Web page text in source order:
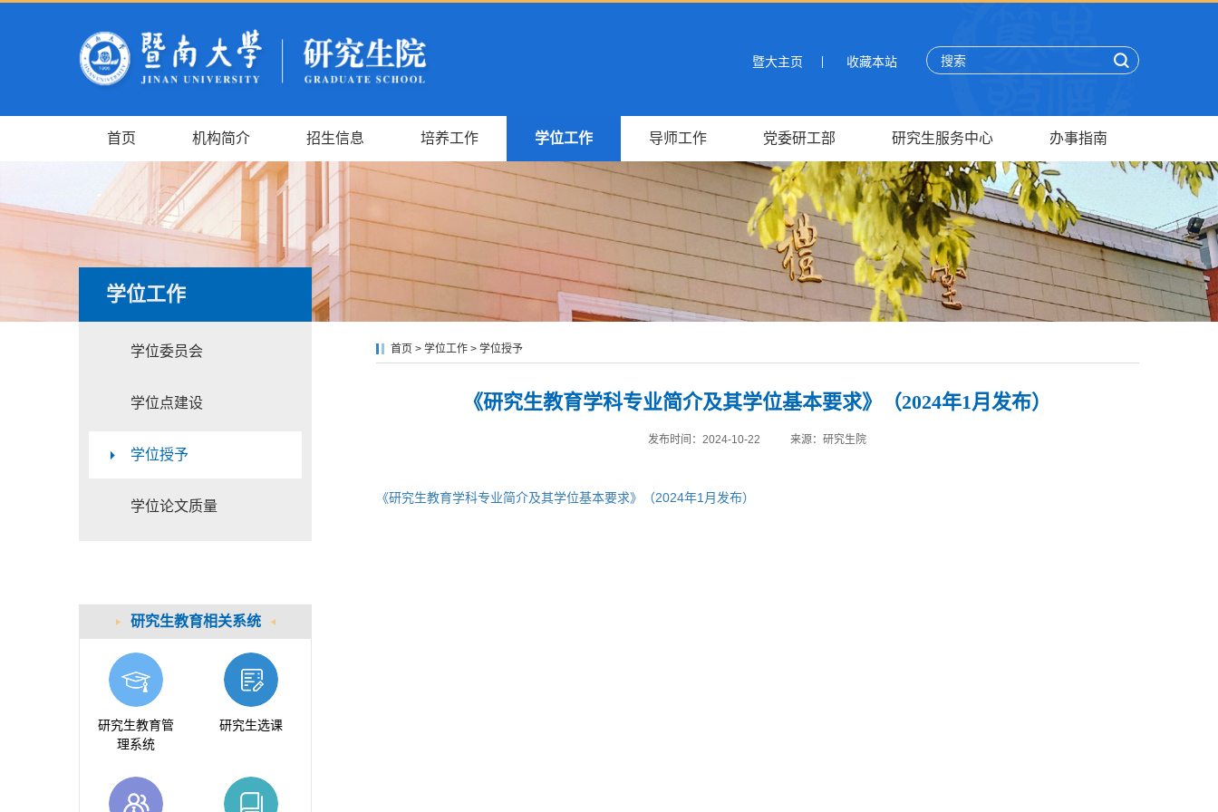
暨大主页 收藏本站
首页 机构简介 招生信息 培养工作 学位工作 导师工作 党委研工部 研究生服务中心 办事指南
学位工作
学位委员会
学位点建设
学位授予
学位论文质量
研究生教育相关系统
研究生教育管
理系统
研究生选课
首页 > 学位工作> 学位授予
《研究生教育学科专业简介及其学位基本要求》（2024年1月发布）
发布时间：2024-10-22 来源：研究生院
《研究生教育学科专业简介及其学位基本要求》（2024年1月发布）